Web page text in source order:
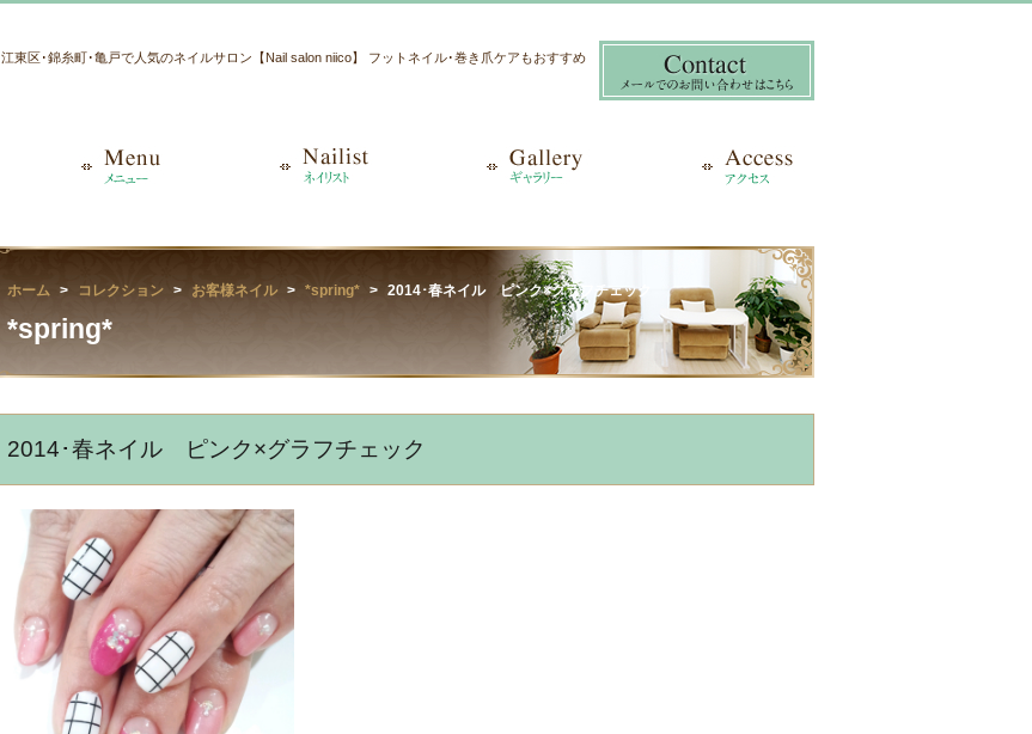
江東区･錦糸町･亀戸で人気のネイルサロン【Nail salon niico】 フットネイル･巻き爪ケアもおすすめ
ホーム コレクション お客様ネイル *spring* 2014･春ネイル ピンク×グラフチェック
*spring*
2014･春ネイル ピンク×グラフチェック